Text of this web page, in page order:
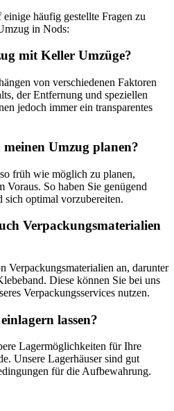
häufig gestellte Fragen zu
in Nods:
mit Keller Umzüge?
von verschiedenen Faktoren
der Entfernung und speziellen
jedoch immer ein transparentes
Umzug planen?
früh wie möglich zu planen,
Voraus. So haben Sie genügend
sich optimal vorzubereiten.
Verpackungsmaterialien
Verpackungsmaterialien an, darunter
Diese können Sie bei uns
Verpackungsservices nutzen.
lassen?
Lagermöglichkeiten für Ihre
Unsere Lagerhäuser sind gut
für die Aufbewahrung.